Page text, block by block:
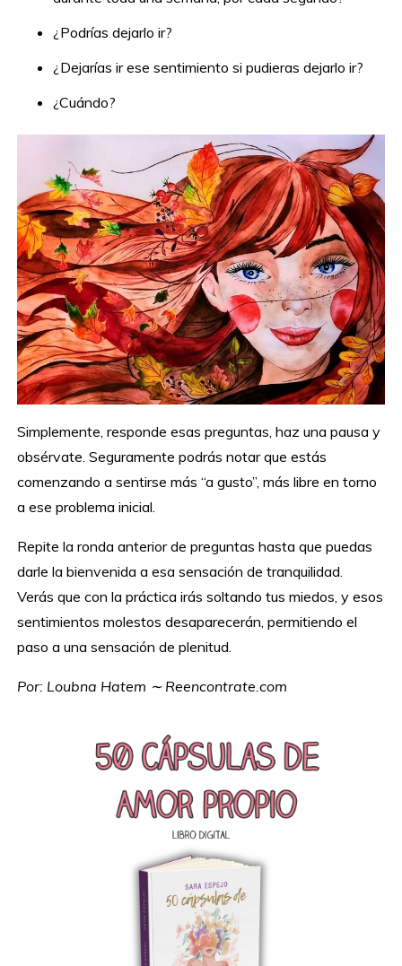
¿Podrías dejarlo ir?
¿Dejarías ir ese sentimiento si pudieras dejarlo ir?
¿Cuándo?
Simplemente, responde esas preguntas, haz una pausa y
obsérvate. Seguramente podrás notar que estás
comenzando a sentirse más “a gusto”, más libre en torno
a ese problema inicial.
Repite la ronda anterior de preguntas hasta que puedas
darle la bienvenida a esa sensación de tranquilidad.
Verás que con la práctica irás soltando tus miedos, y esos
sentimientos molestos desaparecerán, permitiendo el
paso a una sensación de plenitud.
Por: Loubna Hatem ∼ Reencontrate.com